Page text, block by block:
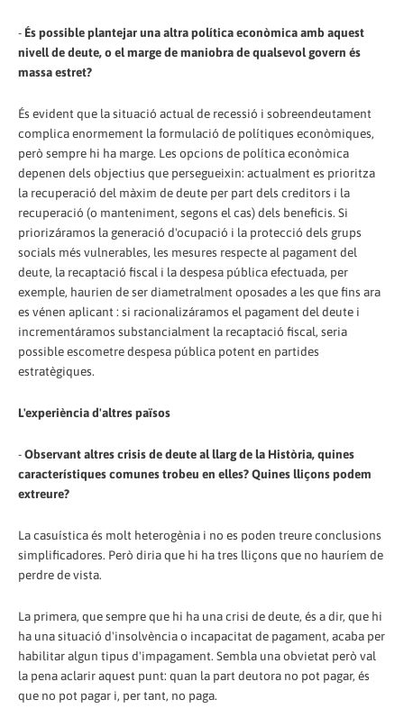
- És possible plantejar una altra política econòmica amb aquest
nivell de deute, o el marge de maniobra de qualsevol govern és
massa estret?
És evident que la situació actual de recessió i sobreendeutament
complica enormement la formulació de polítiques econòmiques,
però sempre hi ha marge. Les opcions de política econòmica
depenen dels objectius que persegueixin: actualment es prioritza
la recuperació del màxim de deute per part dels creditors i la
recuperació (o manteniment, segons el cas) dels beneficis. Si
priorizáramos la generació d'ocupació i la protecció dels grups
socials més vulnerables, les mesures respecte al pagament del
deute, la recaptació fiscal i la despesa pública efectuada, per
exemple, haurien de ser diametralment oposades a les que fins ara
es vénen aplicant : si racionalizáramos el pagament del deute i
incrementáramos substancialment la recaptació fiscal, seria
possible escometre despesa pública potent en partides
estratègiques.
L'experiència d'altres països
-Observant altres crisis de deute al llarg de la Història, quines
característiques comunes trobeu en elles? Quines lliçons podem
extreure?
La casuística és molt heterogènia i no es poden treure conclusions
simplificadores. Però diria que hi ha tres lliçons que no hauríem de
perdre de vista.
La primera, que sempre que hi ha una crisi de deute, és a dir, que hi
ha una situació d'insolvència o incapacitat de pagament, acaba per
habilitar algun tipus d'impagament. Sembla una obvietat però val
la pena aclarir aquest punt: quan la part deutora no pot pagar, és
que no pot pagar i, per tant, no paga.